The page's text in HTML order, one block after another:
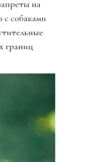
на
собаками
границ